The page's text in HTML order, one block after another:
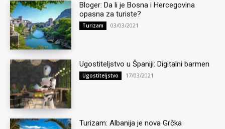
Bloger: Da li je Bosna i Hercegovina
opasna za turiste?
Turizam 03/03/2021
Ugostiteljstvo u Španiji: Digitalni barmen
Ugostiteljstvo 17/03/2021
Turizam: Albanija je nova Grčka